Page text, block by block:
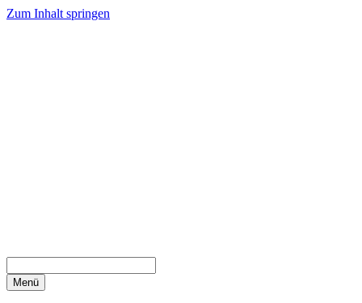
Zum Inhalt springen
Menü